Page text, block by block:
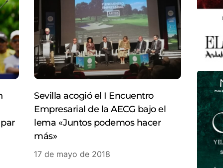
Sevilla acogió el I Encuentro
Empresarial de la AECG bajo el
lema «Juntos podemos hacer
más»
17 de mayo de 2018